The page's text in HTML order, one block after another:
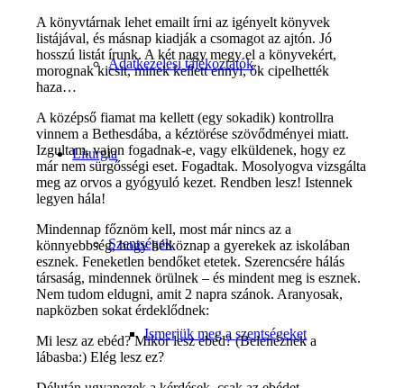
Adatkezelési tájékoztatók
Liturgia
Szentségek
Ismerjük meg a szentségeket
A könyvtárnak lehet emailt írni az igényelt könyvek
listájával, és másnap kiadják a csomagot az ajtón. Jó
hosszú listát írunk. A két nagy megy el a könyvekért,
morognak kicsit, minek kellett ennyi, ők cipelhették
haza…
A középső fiamat ma kellett (egy sokadik) kontrollra
vinnem a Bethesdába, a kéztörése szövődményei miatt.
Izgultam, vajon fogadnak-e, vagy elküldenek, hogy ez
már nem sürgősségi eset. Fogadtak. Mosolyogva vizsgálta
meg az orvos a gyógyuló kezet. Rendben lesz! Istennek
legyen hála!
Mindennap főznöm kell, most már nincs az a
könnyebbség, hogy hétköznap a gyerekek az iskolában
esznek. Feneketlen bendőket etetek. Szerencsére hálás
társaság, mindennek örülnek – és mindent meg is esznek.
Nem tudom eldugni, amit 2 napra szánok. Aranyosak,
napközben sokat érdeklődnek:
Mi lesz az ebéd? Mikor lesz ebéd? (Belenéznek a
lábasba:) Elég lesz ez?